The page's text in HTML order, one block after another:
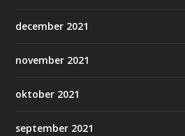
december 2021
november 2021
oktober 2021
september 2021